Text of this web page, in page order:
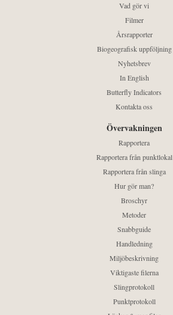
Vad gör vi
Filmer
Årsrapporter
Biogeografisk uppföljning
Nyhetsbrev
In English
Butterfly Indicators
Kontakta oss
Övervakningen
Rapportera
Rapportera från punktlokal
Rapportera från slinga
Hur gör man?
Broschyr
Metoder
Snabbguide
Handledning
Miljöbeskrivning
Viktigaste filerna
Slingprotokoll
Punktprotokoll